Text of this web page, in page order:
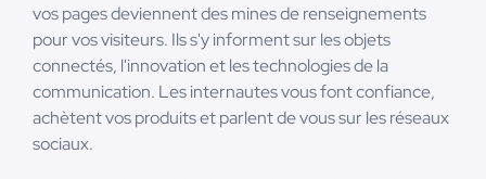
vos pages deviennent des mines de renseignements
pour vos visiteurs. Ils s'y informent sur les objets
connectés, l'innovation et les technologies de la
communication. Les internautes vous font confiance,
achètent vos produits et parlent de vous sur les réseaux
sociaux.